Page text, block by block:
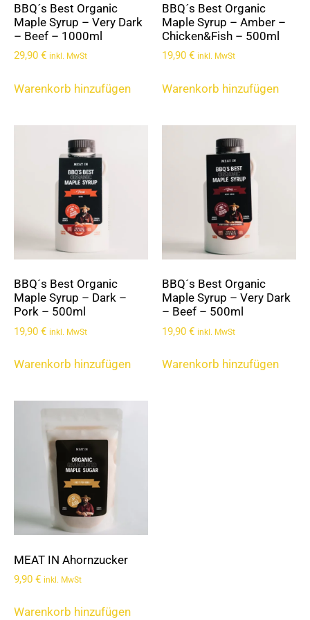
BBQ´s Best Organic
Maple Syrup – Very Dark
– Beef – 1000ml
29,90 € inkl. MwSt
Warenkorb hinzufügen
BBQ´s Best Organic
Maple Syrup – Amber –
Chicken&Fish – 500ml
19,90 € inkl. MwSt
Warenkorb hinzufügen
BBQ´s Best Organic
Maple Syrup – Dark –
Pork – 500ml
19,90 € inkl. MwSt
Warenkorb hinzufügen
BBQ´s Best Organic
Maple Syrup – Very Dark
– Beef – 500ml
19,90 € inkl. MwSt
Warenkorb hinzufügen
MEAT IN Ahornzucker
9,90 € inkl. MwSt
Warenkorb hinzufügen